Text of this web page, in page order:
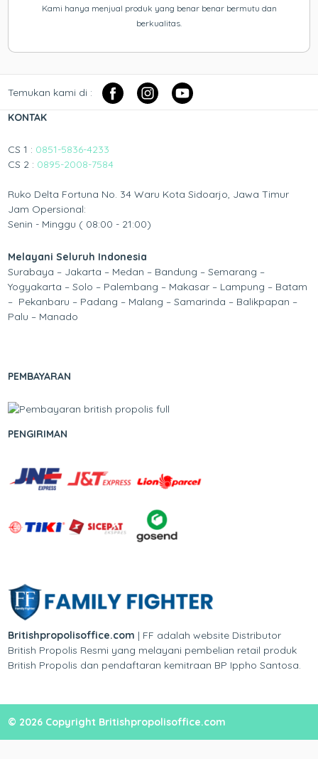
Kami hanya menjual produk yang benar benar bermutu dan
berkualitas.
Temukan kami di :
KONTAK
CS 1 : 0851-5836-4233
CS 2 : 0895-2008-7584
Ruko Delta Fortuna No. 34 Waru Kota Sidoarjo, Jawa Timur
Jam Opersional:
Senin - Minggu ( 08:00 - 21:00)
Melayani Seluruh Indonesia
Surabaya – Jakarta – Medan – Bandung – Semarang –
Yogyakarta – Solo – Palembang – Makasar – Lampung – Batam
– Pekanbaru – Padang – Malang – Samarinda – Balikpapan –
Palu – Manado
PEMBAYARAN
PENGIRIMAN
Britishpropolisoffice.com | FF adalah website Distributor
British Propolis Resmi yang melayani pembelian retail produk
British Propolis dan pendaftaran kemitraan BP Ippho Santosa.
© 2026 Copyright Britishpropolisoffice.com